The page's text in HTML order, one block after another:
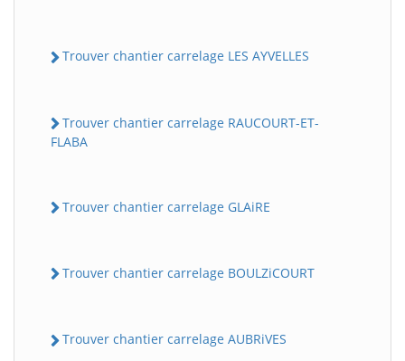
Trouver chantier carrelage LES AYVELLES
Trouver chantier carrelage RAUCOURT-ET-
FLABA
Trouver chantier carrelage GLAiRE
Trouver chantier carrelage BOULZiCOURT
Trouver chantier carrelage AUBRiVES